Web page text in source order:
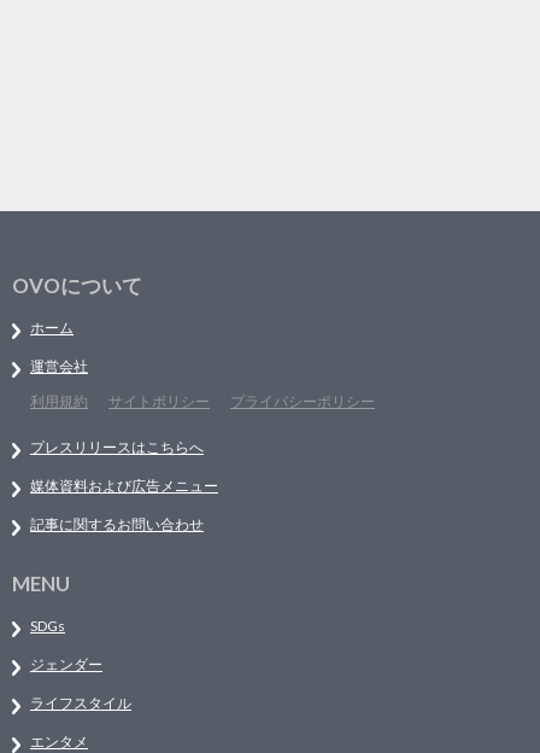
OVOについて
ホーム
運営会社
利用規約
サイトポリシー プライバシーポリシー
プレスリリースはこちらへ
媒体資料および広告メニュー
記事に関するお問い合わせ
MENU
SDGs
ジェンダー
ライフスタイル
エンタメ